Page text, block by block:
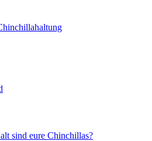
sind eure Chinchillas?